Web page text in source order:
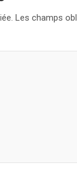
Les champs